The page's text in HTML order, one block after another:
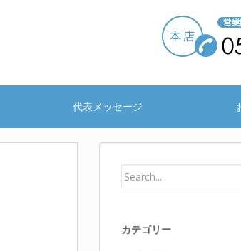
代表メッセージ
カテゴリー